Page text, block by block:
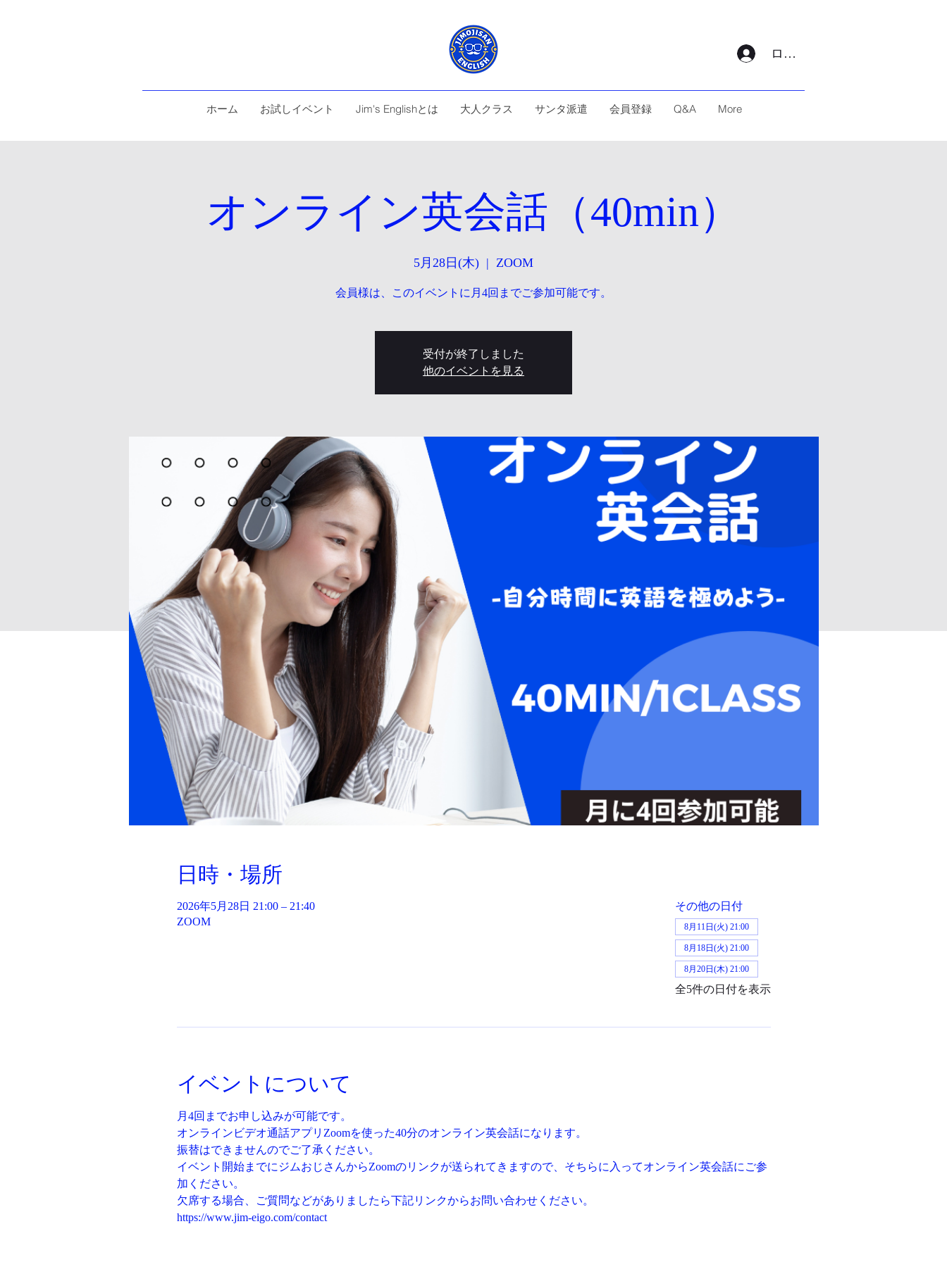
ログイン
ホーム お試しイベント Jim's Englishとは 大人クラス サンタ派遣 会員登録 Q&A More
オンライン英会話（40min）
5月28日(木)
  |
ZOOM
会員様は、このイベントに月4回までご参加可能です。
受付が終了しました
他のイベントを見る
日時・場所
2026年5月28日 21:00 – 21:40
ZOOM
その他の日付
8月11日(火) 21:00
8月18日(火) 21:00
8月20日(木) 21:00
全5件の日付を表示
イベントについて
月4回までお申し込みが可能です。
オンラインビデオ通話アプリZoomを使った40分のオンライン英会話になります。
振替はできませんのでご了承ください。
イベント開始までにジムおじさんからZoomのリンクが送られてきますので、そちらに入ってオンライン英会話にご参
加ください。
欠席する場合、ご質問などがありましたら下記リンクからお問い合わせください。
https://www.jim-eigo.com/contact